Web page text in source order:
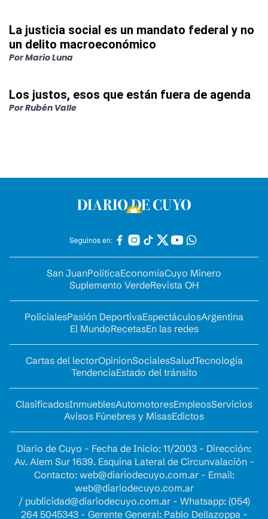
La justicia social es un mandato federal y no
un delito macroeconómico
PorMario Luna
Los justos, esos que están fuera de agenda
PorRubén Valle
Seguinos en:
San JuanPolíticaEconomíaCuyo Minero
Suplemento VerdeRevista OH
PolicialesPasión DeportivaEspectáculosArgentina
El MundoRecetasEn las redes
Cartas del lectorOpinionSocialesSaludTecnología
TendenciaEstado del tránsito
ClasificadosInmueblesAutomotoresEmpleosServicios
Avisos Fúnebres y MisasEdictos
Diario de Cuyo - Fecha de Inicio: 11/2003 - Dirección:
Av. Alem Sur 1639. Esquina Lateral de Circunvalación -
Contacto: web@diariodecuyo.com.ar- Email:
web@diariodecuyo.com.ar
/ publicidad@diariodecuyo.com.ar- Whatsapp: (054)
264 5045343 - Gerente General: Pablo Dellazoppa -